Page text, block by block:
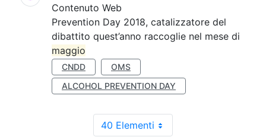
Contenuto Web
Prevention Day 2018, catalizzatore del
dibattito quest’anno raccoglie nel mese di
maggio
CNDD
OMS
ALCOHOL PREVENTION DAY
40 Elementi